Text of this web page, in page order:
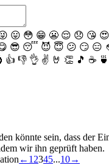
😛 😳 😁 😬 😌 😞 😘 😍
😎 😴 😈 😇 😕 😏 😑
👍 👎 👌 ✌️ 🤘 👏 🎵 ☕️ 🍵
könnte sein, dass der
wir ihn geprüft haben.
← 1 2345...10→